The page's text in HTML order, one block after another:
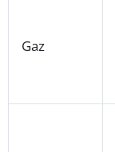
Gaz